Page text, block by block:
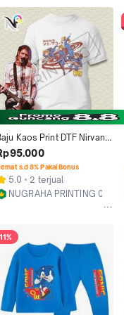
Kaos Print DTF Nirvana
YOUTH 2
s.d 8% Pakai Bonus
5.0
2 terjual
NUGRAHA PRINTING 07
11%